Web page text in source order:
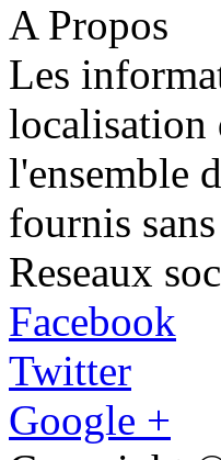
A Propos
Les
localisation
l'ensemble
fournis
Reseaux
Facebook
Twitter
Google +